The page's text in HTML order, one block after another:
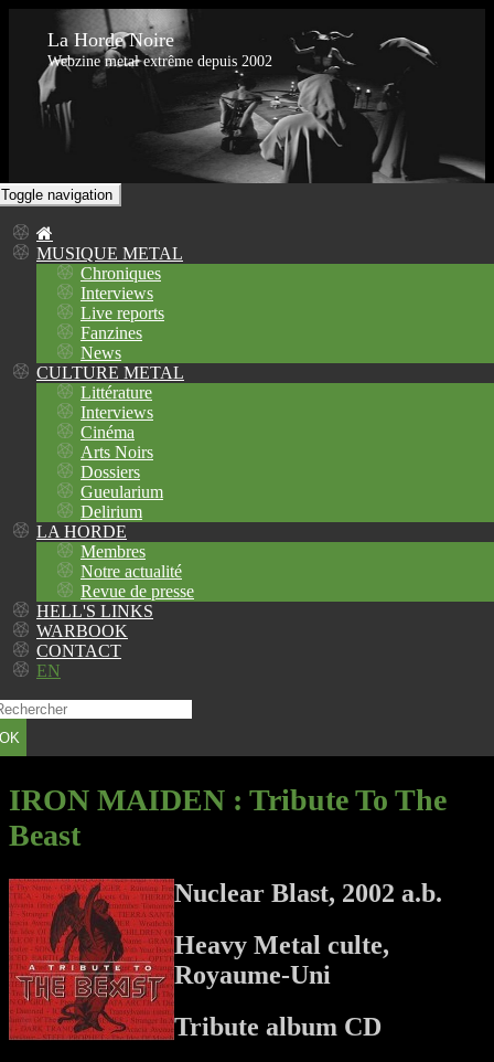
La Horde Noire
Webzine metal extrême depuis 2002
Toggle navigation
MUSIQUE METAL
Chroniques
Interviews
Live reports
Fanzines
News
CULTURE METAL
Littérature
Interviews
Cinéma
Arts Noirs
Dossiers
Gueularium
Delirium
LA HORDE
Membres
Notre actualité
Revue de presse
HELL'S LINKS
WARBOOK
CONTACT
EN
OK
IRON MAIDEN : Tribute To The
Beast
Nuclear Blast, 2002 a.b.
Heavy Metal culte,
Royaume-Uni
Tribute album CD